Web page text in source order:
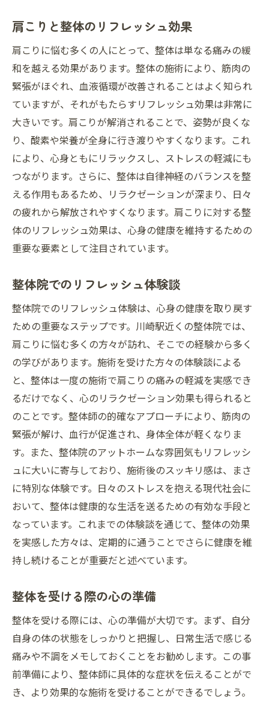
肩こりと整体のリフレッシュ効果
肩こりに悩む多くの人にとって、整体は単なる痛みの緩
和を越える効果があります。整体の施術により、筋肉の
緊張がほぐれ、血液循環が改善されることはよく知られ
ていますが、それがもたらすリフレッシュ効果は非常に
大きいです。肩こりが解消されることで、姿勢が良くな
り、酸素や栄養が全身に行き渡りやすくなります。これ
により、心身ともにリラックスし、ストレスの軽減にも
つながります。さらに、整体は自律神経のバランスを整
える作用もあるため、リラクゼーションが深まり、日々
の疲れから解放されやすくなります。肩こりに対する整
体のリフレッシュ効果は、心身の健康を維持するための
重要な要素として注目されています。
整体院でのリフレッシュ体験談
整体院でのリフレッシュ体験は、心身の健康を取り戻す
ための重要なステップです。川崎駅近くの整体院では、
肩こりに悩む多くの方々が訪れ、そこでの経験から多く
の学びがあります。施術を受けた方々の体験談による
と、整体は一度の施術で肩こりの痛みの軽減を実感でき
るだけでなく、心のリラクゼーション効果も得られると
のことです。整体師の的確なアプローチにより、筋肉の
緊張が解け、血行が促進され、身体全体が軽くなりま
す。また、整体院のアットホームな雰囲気もリフレッシ
ュに大いに寄与しており、施術後のスッキリ感は、まさ
に特別な体験です。日々のストレスを抱える現代社会に
おいて、整体は健康的な生活を送るための有効な手段と
なっています。これまでの体験談を通じて、整体の効果
を実感した方々は、定期的に通うことでさらに健康を維
持し続けることが重要だと述べています。
整体を受ける際の心の準備
整体を受ける際には、心の準備が大切です。まず、自分
自身の体の状態をしっかりと把握し、日常生活で感じる
痛みや不調をメモしておくことをお勧めします。この事
前準備により、整体師に具体的な症状を伝えることがで
き、より効果的な施術を受けることができるでしょう。